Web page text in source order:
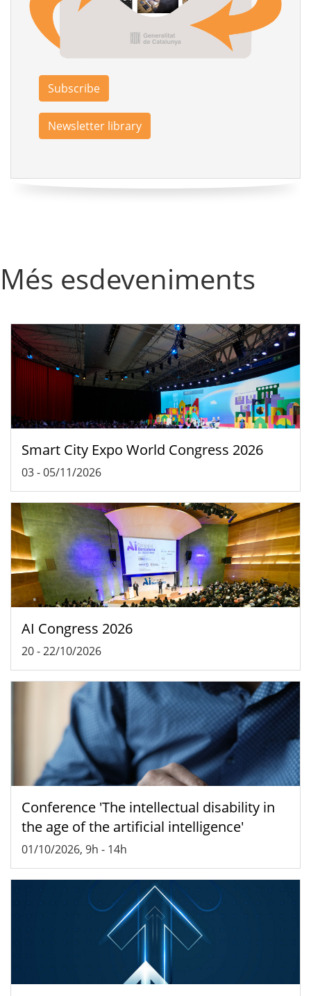
Subscribe
Newsletter library
Més esdeveniments
Smart City Expo World Congress 2026
03-05/11/2026
AI Congress 2026
20-22/10/2026
Conference 'The intellectual disability in
the age of the artificial intelligence'
01/10/2026, 9h - 14h